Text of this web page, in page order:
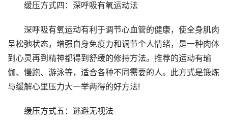
缓压方式四：深呼吸有氧运动法
深呼吸有氧运动有利于调节心血管的健康，使全身肌肉
呈松弛状态，增强自身免疫力和调节个人情绪，是一种肉体
到心灵再到精神都得到舒缓的修持方法。推荐的运动有瑜
伽、慢跑、游泳等，适合各种不同需要的人。此方式是锻炼
与缓解心里压力大一举两得的好方法!
缓压方式五：逃避无视法